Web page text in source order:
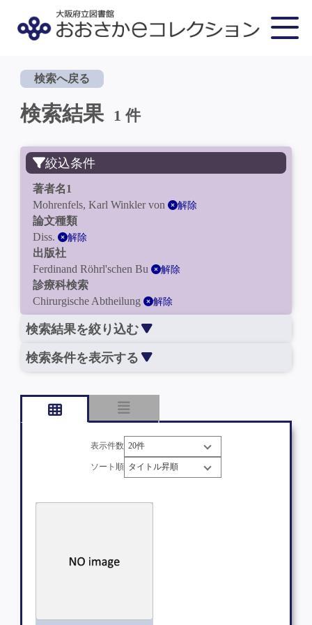
検索へ戻る
検索結果 1 件
絞込条件
著者名1
Mohrenfels, Karl Winkler von
解除
論文種類
Diss.
解除
出版社
Ferdinand Röhrl'schen Bu
解除
診療科検索
Chirurgische Abtheilung
解除
検索結果を絞り込む
検索条件を表示する
表示件数
ソート順